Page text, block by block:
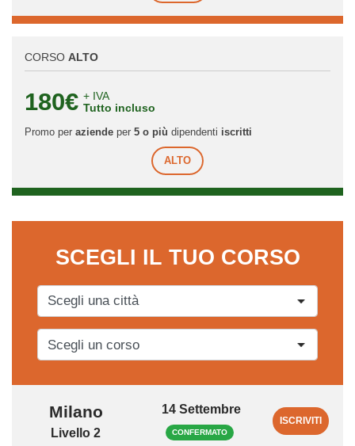
CORSO ALTO
180€ + IVA
Tutto incluso
Promo per aziendeper 5 o più dipendenti iscritti
ALTO
SCEGLI IL TUO CORSO
Milano
Livello 2
14 Settembre
CONFERMATO
ISCRIVITI